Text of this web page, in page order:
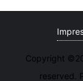
Copyright
reserved.